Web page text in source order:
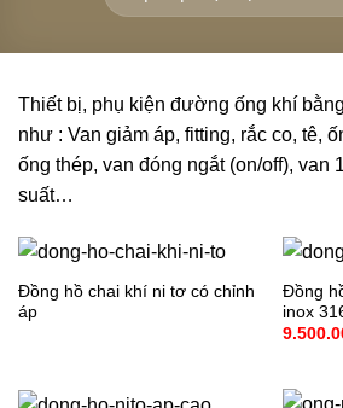
Thiết bị, phụ kiện đường ống khí
như : Van giảm áp, fitting, rắc co, tê,
ống thép, van đóng ngắt (on/off), van
suất…
Đồng hồ chai khí ni tơ có chỉnh
áp
Đồng
inox